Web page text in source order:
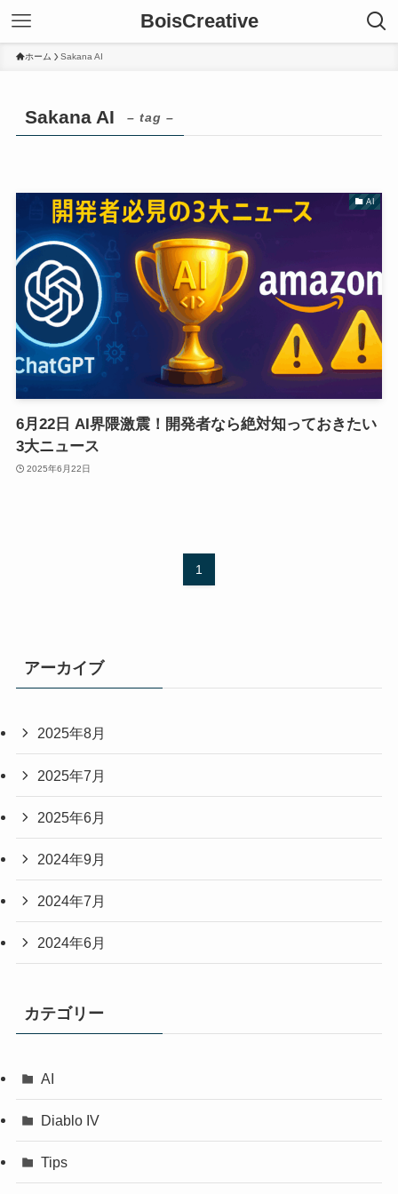
BoisCreative
ホーム Sakana AI
Sakana AI – tag –
AI
6月22日 AI界隈激震！開発者なら絶対知っておきたい
3大ニュース
2025年6月22日
1
アーカイブ
2025年8月
2025年7月
2025年6月
2024年9月
2024年7月
2024年6月
カテゴリー
AI
Diablo IV
Tips